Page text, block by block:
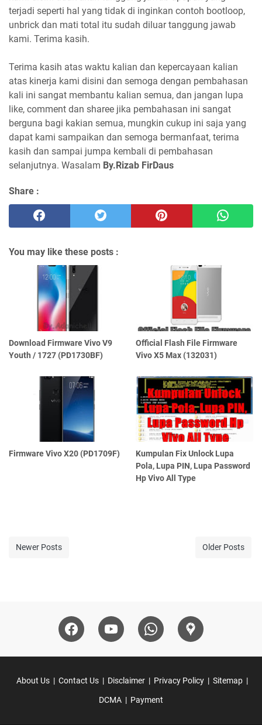
terjadi seperti hal yang tidak di inginkan contoh bootloop,
unbrick dan mati total itu sudah diluar tanggung jawab
kami. Terima kasih.
Terima kasih atas waktu kalian dan kepercayaan kalian
atas kinerja kami disini dan semoga dengan pembahasan
kali ini sangat membantu kalian semua, dan jangan lupa
like, comment dan sharee jika pembahasan ini sangat
berguna bagi kakian semua, mungkin cukup ini saja yang
dapat kami sampaikan dan semoga bermanfaat, terima
kasih dan sampai jumpa kembali di pembahasan
selanjutnya. Wasalam By.Rizab FirDaus
Share :
You may like these posts :
Download Firmware Vivo V9
Youth / 1727 (PD1730BF)
Official Flash File Firmware
Vivo X5 Max (132031)
Firmware Vivo X20 (PD1709F)
Kumpulan Fix Unlock Lupa
Pola, Lupa PIN, Lupa Password
Hp Vivo All Type
Newer Posts Older Posts
About Us Contact Us Disclaimer Privacy Policy Sitemap
DCMA Payment